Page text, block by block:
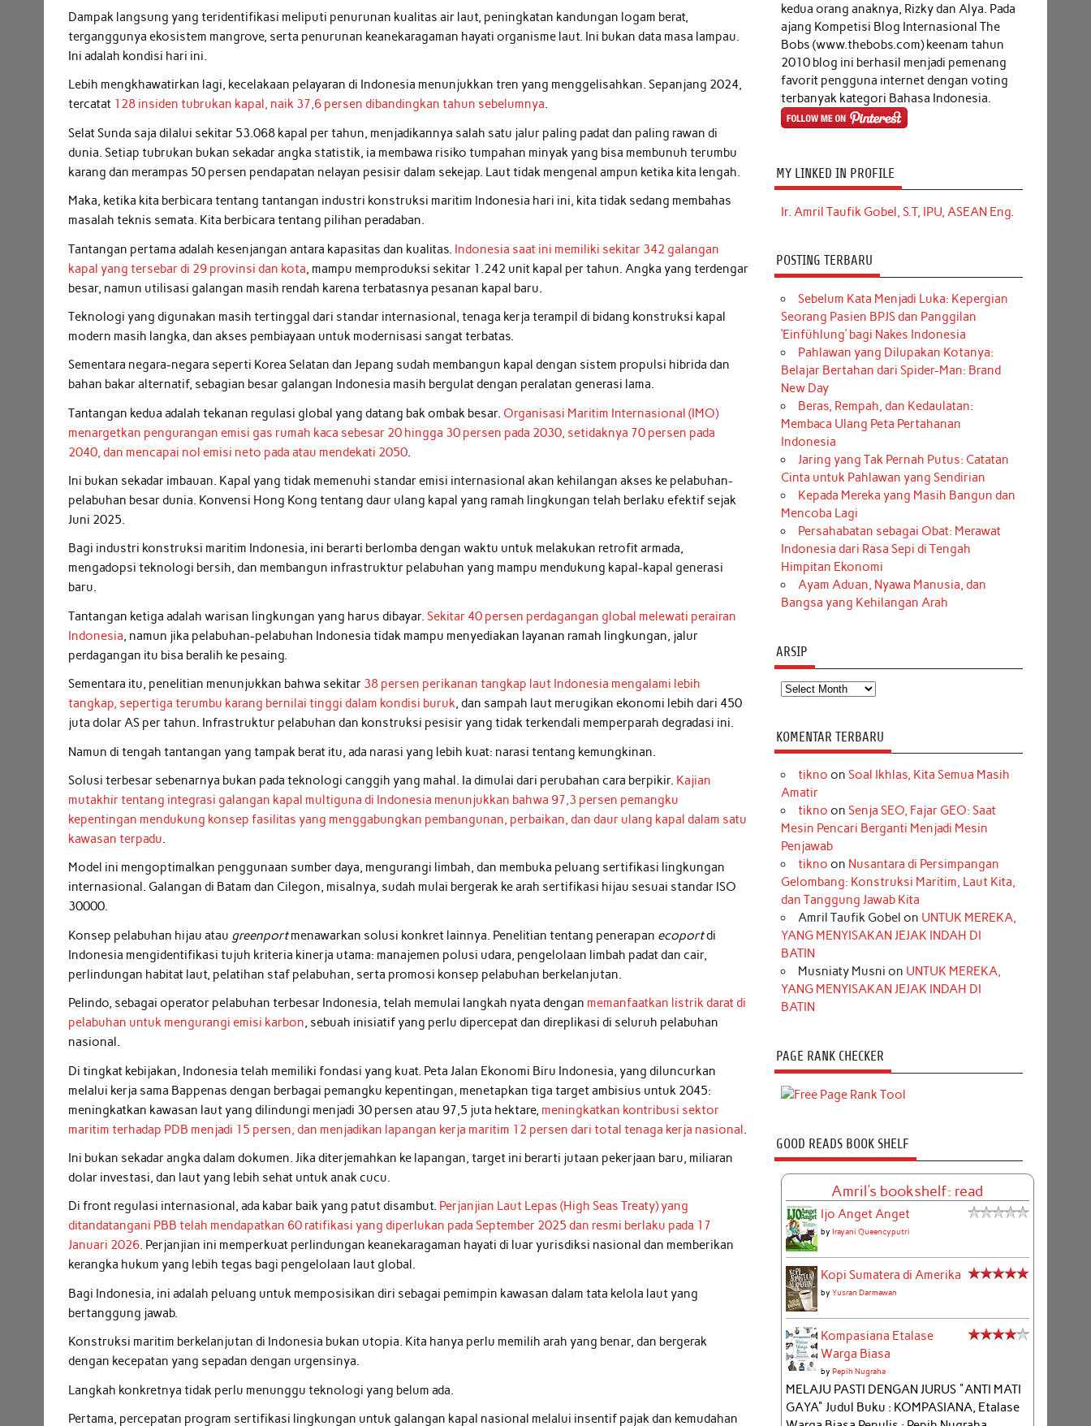
Dampak langsung yang teridentifikasi meliputi penurunan kualitas air laut, peningkatan kandungan logam berat,
terganggunya ekosistem mangrove, serta penurunan keanekaragaman hayati organisme laut. Ini bukan data masa lampau.
Ini adalah kondisi hari ini.
Lebih mengkhawatirkan lagi, kecelakaan pelayaran di Indonesia menunjukkan tren yang menggelisahkan. Sepanjang 2024,
tercatat 128 insiden tubrukan kapal, naik 37,6 persen dibandingkan tahun sebelumnya.
Selat Sunda saja dilalui sekitar 53.068 kapal per tahun, menjadikannya salah satu jalur paling padat dan paling rawan di
dunia. Setiap tubrukan bukan sekadar angka statistik, ia membawa risiko tumpahan minyak yang bisa membunuh terumbu
karang dan merampas 50 persen pendapatan nelayan pesisir dalam sekejap. Laut tidak mengenal ampun ketika kita lengah.
Maka, ketika kita berbicara tentang tantangan industri konstruksi maritim Indonesia hari ini, kita tidak sedang membahas
masalah teknis semata. Kita berbicara tentang pilihan peradaban.
Tantangan pertama adalah kesenjangan antara kapasitas dan kualitas. Indonesia saat ini memiliki sekitar 342 galangan
kapal yang tersebar di 29 provinsi dan kota , mampu memproduksi sekitar 1.242 unit kapal per tahun. Angka yang terdengar
besar, namun utilisasi galangan masih rendah karena terbatasnya pesanan kapal baru.
Teknologi yang digunakan masih tertinggal dari standar internasional, tenaga kerja terampil di bidang konstruksi kapal
modern masih langka, dan akses pembiayaan untuk modernisasi sangat terbatas.
Sementara negara-negara seperti Korea Selatan dan Jepang sudah membangun kapal dengan sistem propulsi hibrida dan
bahan bakar alternatif, sebagian besar galangan Indonesia masih bergulat dengan peralatan generasi lama.
Tantangan kedua adalah tekanan regulasi global yang datang bak ombak besar. Organisasi Maritim Internasional (IMO)
menargetkan pengurangan emisi gas rumah kaca sebesar 20 hingga 30 persen pada 2030, setidaknya 70 persen pada
2040, dan mencapai nol emisi neto pada atau mendekati 2050.
Ini bukan sekadar imbauan. Kapal yang tidak memenuhi standar emisi internasional akan kehilangan akses ke pelabuhan-
pelabuhan besar dunia. Konvensi Hong Kong tentang daur ulang kapal yang ramah lingkungan telah berlaku efektif sejak
Juni 2025.
Bagi industri konstruksi maritim Indonesia, ini berarti berlomba dengan waktu untuk melakukan retrofit armada,
mengadopsi teknologi bersih, dan membangun infrastruktur pelabuhan yang mampu mendukung kapal-kapal generasi
baru.
Tantangan ketiga adalah warisan lingkungan yang harus dibayar.Sekitar 40 persen perdagangan global melewati perairan
Indonesia, namun jika pelabuhan-pelabuhan Indonesia tidak mampu menyediakan layanan ramah lingkungan, jalur
perdagangan itu bisa beralih ke pesaing.
Sementara itu, penelitian menunjukkan bahwa sekitar 38 persen perikanan tangkap laut Indonesia mengalami lebih
tangkap, sepertiga terumbu karang bernilai tinggi dalam kondisi buruk, dan sampah laut merugikan ekonomi lebih dari 450
juta dolar AS per tahun. Infrastruktur pelabuhan dan konstruksi pesisir yang tidak terkendali memperparah degradasi ini.
Namun di tengah tantangan yang tampak berat itu, ada narasi yang lebih kuat: narasi tentang kemungkinan.
Solusi terbesar sebenarnya bukan pada teknologi canggih yang mahal. Ia dimulai dari perubahan cara berpikir. Kajian
mutakhir tentang integrasi galangan kapal multiguna di Indonesia menunjukkan bahwa 97,3 persen pemangku
kepentingan mendukung konsep fasilitas yang menggabungkan pembangunan, perbaikan, dan daur ulang kapal dalam satu
kawasan terpadu.
Model ini mengoptimalkan penggunaan sumber daya, mengurangi limbah, dan membuka peluang sertifikasi lingkungan
internasional. Galangan di Batam dan Cilegon, misalnya, sudah mulai bergerak ke arah sertifikasi hijau sesuai standar ISO
30000.
Konsep pelabuhan hijau atau greenportmenawarkan solusi konkret lainnya. Penelitian tentang penerapan ecoportdi
Indonesia mengidentifikasi tujuh kriteria kinerja utama: manajemen polusi udara, pengelolaan limbah padat dan cair,
perlindungan habitat laut, pelatihan staf pelabuhan, serta promosi konsep pelabuhan berkelanjutan.
Pelindo, sebagai operator pelabuhan terbesar Indonesia, telah memulai langkah nyata dengan memanfaatkan listrik darat di
pelabuhan untuk mengurangi emisi karbon, sebuah inisiatif yang perlu dipercepat dan direplikasi di seluruh pelabuhan
nasional.
Di tingkat kebijakan, Indonesia telah memiliki fondasi yang kuat. Peta Jalan Ekonomi Biru Indonesia, yang diluncurkan
melalui kerja sama Bappenas dengan berbagai pemangku kepentingan, menetapkan tiga target ambisius untuk 2045:
meningkatkan kawasan laut yang dilindungi menjadi 30 persen atau 97,5 juta hektare, meningkatkan kontribusi sektor
maritim terhadap PDB menjadi 15 persen, dan menjadikan lapangan kerja maritim 12 persen dari total tenaga kerja nasional.
Ini bukan sekadar angka dalam dokumen. Jika diterjemahkan ke lapangan, target ini berarti jutaan pekerjaan baru, miliaran
dolar investasi, dan laut yang lebih sehat untuk anak cucu.
Di front regulasi internasional, ada kabar baik yang patut disambut. Perjanjian Laut Lepas (High Seas Treaty) yang
ditandatangani PBB telah mendapatkan 60 ratifikasi yang diperlukan pada September 2025 dan resmi berlaku pada 17
Januari 2026. Perjanjian ini memperkuat perlindungan keanekaragaman hayati di luar yurisdiksi nasional dan memberikan
kerangka hukum yang lebih tegas bagi pengelolaan laut global.
Bagi Indonesia, ini adalah peluang untuk memposisikan diri sebagai pemimpin kawasan dalam tata kelola laut yang
bertanggung jawab.
Konstruksi maritim berkelanjutan di Indonesia bukan utopia. Kita hanya perlu memilih arah yang benar, dan bergerak
dengan kecepatan yang sepadan dengan urgensinya.
Langkah konkretnya tidak perlu menunggu teknologi yang belum ada.
Pertama, percepatan program sertifikasi lingkungan untuk galangan kapal nasional melalui insentif pajak dan kemudahan
kedua orang anaknya, Rizky dan Alya. Pada
ajang Kompetisi Blog Internasional The
Bobs (www.thebobs.com) keenam tahun
2010 blog ini berhasil menjadi pemenang
favorit pengguna internet dengan voting
terbanyak kategori Bahasa Indonesia.
MY LINKED IN PROFILE
Ir. Amril Taufik Gobel, S.T, IPU, ASEAN Eng.
POSTING TERBARU
Sebelum Kata Menjadi Luka: Kepergian
Seorang Pasien BPJS dan Panggilan
‘Einfühlung’ bagi Nakes Indonesia
Pahlawan yang Dilupakan Kotanya:
Belajar Bertahan dari Spider-Man: Brand
New Day
Beras, Rempah, dan Kedaulatan:
Membaca Ulang Peta Pertahanan
Indonesia
Jaring yang Tak Pernah Putus: Catatan
Cinta untuk Pahlawan yang Sendirian
Kepada Mereka yang Masih Bangun dan
Mencoba Lagi
Persahabatan sebagai Obat: Merawat
Indonesia dari Rasa Sepi di Tengah
Himpitan Ekonomi
Ayam Aduan, Nyawa Manusia, dan
Bangsa yang Kehilangan Arah
ARSIP
Arsip
KOMENTAR TERBARU
tikno on Soal Ikhlas, Kita Semua Masih
Amatir
tikno on Senja SEO, Fajar GEO: Saat
Mesin Pencari Berganti Menjadi Mesin
Penjawab
tikno on Nusantara di Persimpangan
Gelombang: Konstruksi Maritim, Laut Kita,
dan Tanggung Jawab Kita
Amril Taufik Gobel on UNTUK MEREKA,
YANG MENYISAKAN JEJAK INDAH DI
BATIN
Musniaty Musni on UNTUK MEREKA,
YANG MENYISAKAN JEJAK INDAH DI
BATIN
PAGE RANK CHECKER
GOOD READS BOOK SHELF
Amril's bookshelf: read
Ijo Anget Anget
by Irayani Queencyputri
Kopi Sumatera di Amerika
by Yusran Darmawan
Kompasiana Etalase
Warga Biasa
by Pepih Nugraha
MELAJU PASTI DENGAN JURUS "ANTI MATI
GAYA" Judul Buku : KOMPASIANA, Etalase